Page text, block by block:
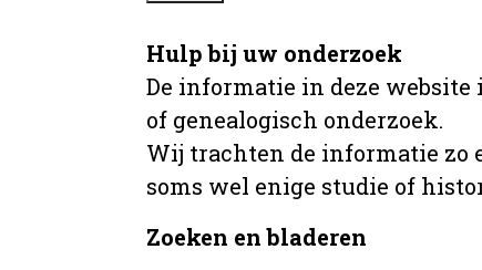
Hulp bij uw onderzoek
De informatie in deze
of genealogisch onderzoek.
Wij trachten de informatie zo
soms wel enige studie of
Zoeken en bladeren